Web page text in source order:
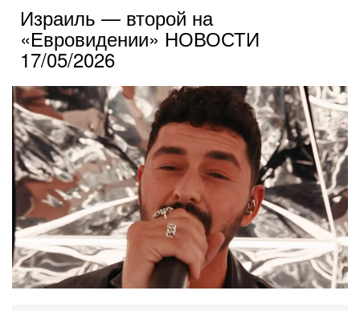
Израиль — второй на
«Евровидении» НОВОСТИ
17/05/2026